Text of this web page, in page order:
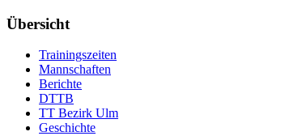
Übersicht
Trainingszeiten
Mannschaften
Berichte
DTTB
TT Bezirk Ulm
Geschichte